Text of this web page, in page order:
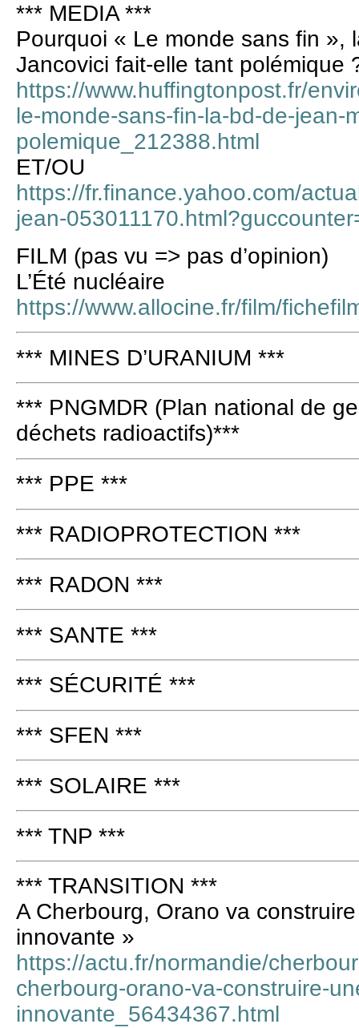
*** MEDIA ***
Pourquoi « Le monde sans fin »,
Jancovici fait-elle tant polémique
https://www.huffingtonpost.fr/
le-monde-sans-fin-la-bd-de-jean-
polemique_212388.html
ET/OU
https://fr.finance.yahoo.com/
jean-
FILM (pas vu => pas d’opinion)
L’Été nucléaire
https://www.allocine.fr/film/
*** MINES D’URANIUM ***
*** PNGMDR (Plan national de
déchets radioactifs)***
*** PPE ***
*** RADIOPROTECTION ***
*** RADON ***
*** SANTE ***
*** SÉCURITÉ ***
*** SFEN ***
*** SOLAIRE ***
*** TNP ***
*** TRANSITION ***
A Cherbourg, Orano va
innovante »
https://actu.fr/normandie/
cherbourg-orano-va-construire-
innovante_56434367.html